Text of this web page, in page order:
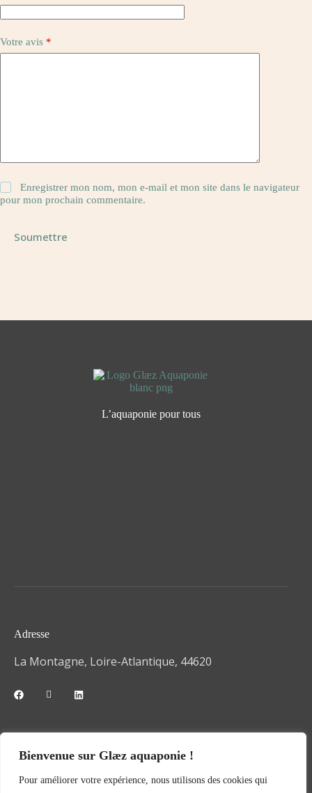
Bienvenue sur Glæz aquaponie !
Pour améliorer votre expérience, nous utilisons des cookies qui
Votre avis *
Enregistrer mon nom, mon e-mail et mon site dans le navigateur
pour mon prochain commentaire.
Soumettre
L’aquaponie pour tous
Adresse
La Montagne, Loire-Atlantique, 44620